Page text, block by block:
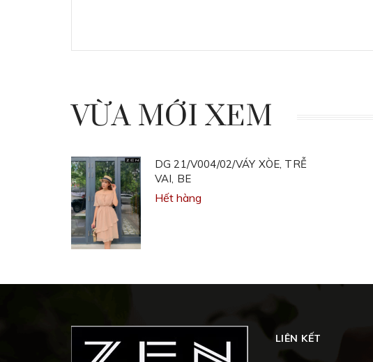
VỪA MỚI XEM
DG 21/V004/02/VÁY XÒE, TRỄ
VAI, BE
Hết hàng
LIÊN KẾT